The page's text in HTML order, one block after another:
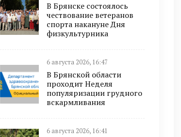
В Брянске состоялось
чествование ветеранов
спорта накануне Дня
физкультурника
6 августа 2026, 16:47
В Брянской области
проходит Неделя
популяризации грудного
вскармливания
6 августа 2026, 16:41